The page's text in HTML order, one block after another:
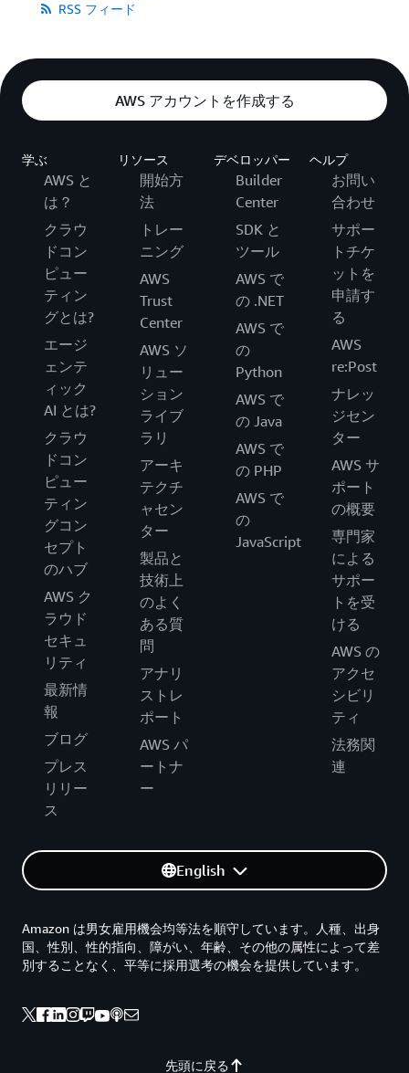
RSS フィード
AWS アカウントを作成する
学ぶ
AWS と
は？
クラウ
ドコン
ピュー
ティン
グとは?
エージ
ェンテ
ィック
AI とは?
クラウ
ドコン
ピュー
ティン
グコン
セプト
のハブ
AWS ク
ラウド
セキュ
リティ
最新情
報
ブログ
プレス
リリー
ス
リソース
開始方
法
トレー
ニング
AWS
Trust
Center
AWS ソ
リュー
ション
ライブ
ラリ
アーキ
テクチ
ャセン
ター
製品と
技術上
のよく
ある質
問
アナリ
ストレ
ポート
AWS パ
ートナ
ー
デベロッパー
Builder
Center
SDK と
ツール
AWS で
の .NET
AWS で
の
Python
AWS で
の Java
AWS で
の PHP
AWS で
の
JavaScript
ヘルプ
お問い
合わせ
サポー
トチケ
ットを
申請す
る
AWS
re:Post
ナレッ
ジセン
ター
AWS サ
ポート
の概要
専門家
による
サポー
トを受
ける
AWS の
アクセ
シビリ
ティ
法務関
連
English
先頭に戻る
Amazon は男女雇用機会均等法を順守しています。人種、出身
国、性別、性的指向、障がい、年齢、その他の属性によって差
別することなく、平等に採用選考の機会を提供しています。